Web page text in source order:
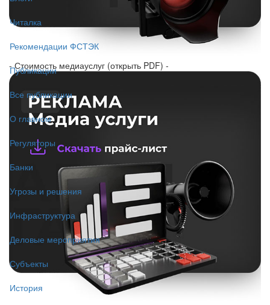
Читалка
Рекомендации ФСТЭК
Публикации
Все публикации
О главном
Регуляторы
Банки
Угрозы и решения
Инфраструктура
Деловые мероприятия
Субъекты
История
- Стоимость медиауслуг (открыть PDF) -